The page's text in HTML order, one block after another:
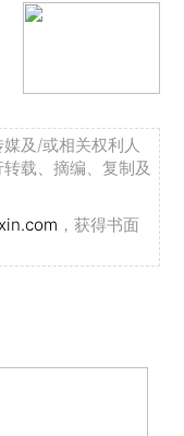
及/或相关权利人
载、摘编、复制及
，获得书面